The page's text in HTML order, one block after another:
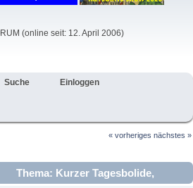
(online seit: 12. April 2006)
Suche Einloggen
« vorheriges nächstes »
Thema: Kurzer Tagesbolide,